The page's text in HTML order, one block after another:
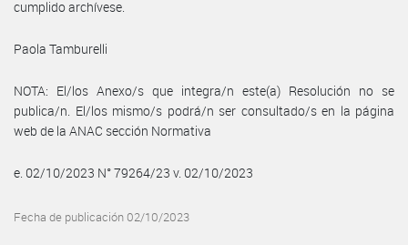
cumplido archívese.
Paola Tamburelli
NOTA: El/los Anexo/s que integra/n este(a) Resolución no se
publica/n. El/los mismo/s podrá/n ser consultado/s en la página
web de la ANAC sección Normativa
e. 02/10/2023 N° 79264/23 v. 02/10/2023
Fecha de publicación 02/10/2023